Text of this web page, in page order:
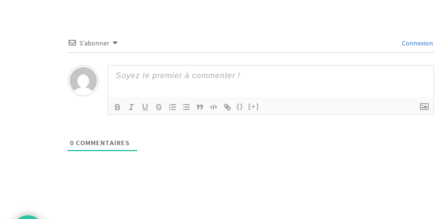
S’abonner Connexion
{} [+]
0 COMMENTAIRES